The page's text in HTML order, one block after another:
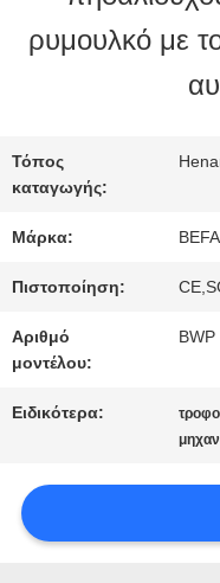
ΠΟΙΟΤΙΚΌΣ
ΜΑΣ
ΕΛΆΤΕ
ΕΠΑΦΉ
ΜΕ
ΕΙΔΉΣΕΙΣ
ρυμουλκό με
Τόπος
καταγωγής:
Μάρκα:
Πιστοποίηση:
Αριθμό
μοντέλου:
BWP
Ειδικότερα: